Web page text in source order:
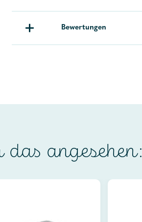
Bewertungen
angesehen: